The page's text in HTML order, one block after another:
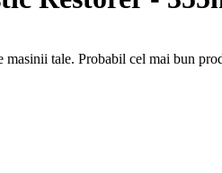
tale. Probabil cel mai bun